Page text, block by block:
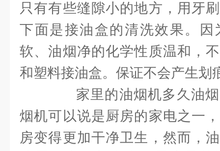
只有有些缝隙小的地方，用牙
下面是接油盒的清洗效果。因
软、油烟净的化学性质温和，
和塑料接油盒。保证不会产生划
家里的油烟机多久油烟
烟机可以说是厨房的家电之一
房变得更加干净卫生，然而，